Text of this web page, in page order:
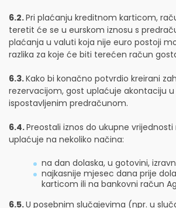
6.2.Pri plaćanju kreditnom karticom,
teretit će se u eurskom iznosu s
plaćanja u valuti koja nije euro postoji
razlika za koje će biti terećen račun
6.3.Kako bi konačno potvrdio kreirani
rezervacijom, gost uplaćuje akontaciju u
ispostavljenim predračunom.
6.4.Preostali iznos do ukupne
uplaćuje na nekoliko načina:
na dan dolaska, u gotovini,
najkasnije mjesec dana prije
karticom ili na bankovni račun
6.5.U posebnim slučajevima (npr. u